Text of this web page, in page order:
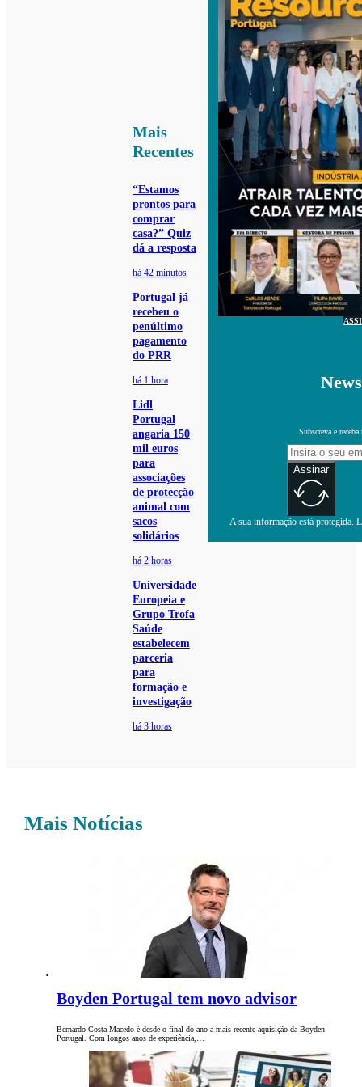
Mais
Recentes
“Estamos
prontos para
comprar
casa?” Quiz
dá a resposta
há 42 minutos
Portugal já
recebeu o
penúltimo
pagamento
do PRR
há 1 hora
Lidl
Portugal
angaria 150
mil euros
para
associações
de protecção
animal com
sacos
solidários
há 2 horas
Universidade
Europeia e
Grupo Trofa
Saúde
estabelecem
parceria
para
formação e
investigação
há 3 horas
Subscreva e
Assinar
A sua informação está protegida.
Mais Notícias
Boyden Portugal tem novo advisor
Bernardo Costa Macedo é desde o final do ano a mais recente aquisição da Boyden
Portugal. Com longos anos de experiência,…